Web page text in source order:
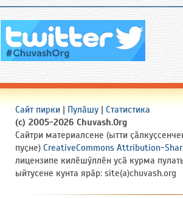
Сайт пирки | Пулӑшу | Статистика
(c) 2005-2026 Chuvash.Org
Сайтри материалсене (ытти
пуҫне) CreativeCommons Attribution-
лицензипе килӗшӳллӗн усӑ курма
ыйтусене кунта ярӑр: site(a)chuvash.org